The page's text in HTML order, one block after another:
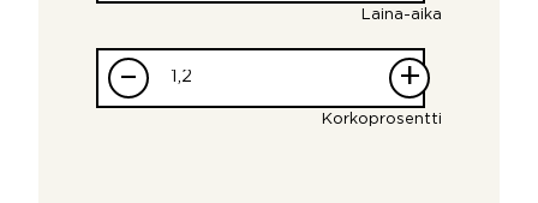
Laina-aika
– +
Korkoprosentti